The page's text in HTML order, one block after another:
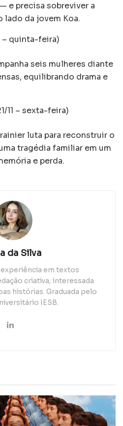
e precisa sobreviver a
lado da jovem Koa.
– quinta-feira)
seis mulheres diante
equilibrando drama e
11 – sexta-feira)
luta para reconstruir o
tragédia familiar em um
e perda.
da Silva
em textos
criativa, interessada
histórias. Graduada pelo
IESB.